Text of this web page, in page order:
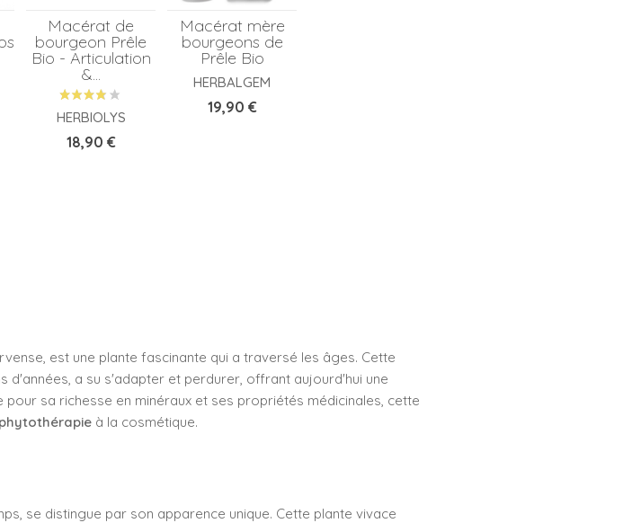
Macérat de
bourgeon Prêle
Bio - Articulation
&...
HERBIOLYS
Prix
18,90 €
Macérat mère
bourgeons de
Prêle Bio
HERBALGEM
Prix
19,90 €
est une plante fascinante qui a traversé les âges. Cette
d'années, a su s'adapter et perdurer, offrant aujourd'hui une
pour sa richesse en minéraux et ses propriétés médicinales, cette
phytothérapie à la cosmétique.
se distingue par son apparence unique. Cette plante vivace